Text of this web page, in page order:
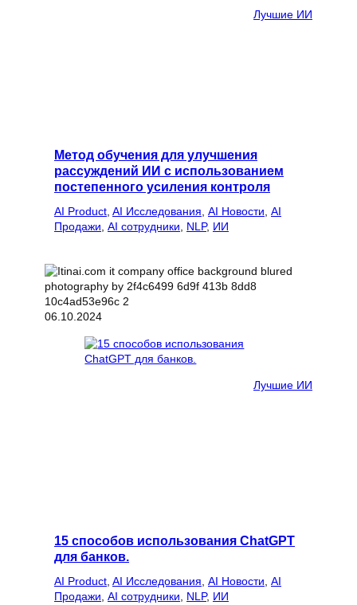
Лучшие ИИ
Метод обучения для улучшения
рассуждений ИИ с использованием
постепенного усиления контроля
AI Product, AI Исследования, AI Новости, AI
Продажи, AI сотрудники, NLP, ИИ
06.10.2024
Лучшие ИИ
15 способов использования ChatGPT
для банков.
AI Product, AI Исследования, AI Новости, AI
Продажи, AI сотрудники, NLP, ИИ